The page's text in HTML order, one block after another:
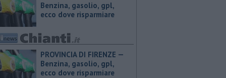
Benzina, gasolio, gpl,
ecco dove risparmiare
PROVINCIA DI FIRENZE — ​
Benzina, gasolio, gpl,
ecco dove risparmiare